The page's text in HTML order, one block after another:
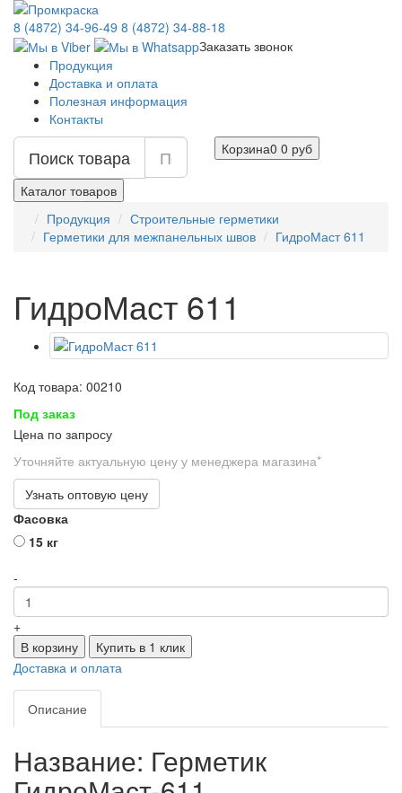
8 (4872) 34-96-49 8 (4872) 34-88-18
Заказать звонок
Продукция
Доставка и оплата
Полезная информация
Контакты
Поиск товара Корзина0 0 руб
Каталог товаров
Продукция
Строительные герметики
Герметики для межпанельных швов
ГидроМаст 611
ГидроМаст 611
Код товара: 00210
Под заказ
Цена по запросу
Уточняйте актуальную цену у менеджера магазина*
Узнать оптовую цену
Фасовка
15 кг
-
+
В корзину
Купить в 1 клик
Доставка и оплата
Описание
Название: Герметик